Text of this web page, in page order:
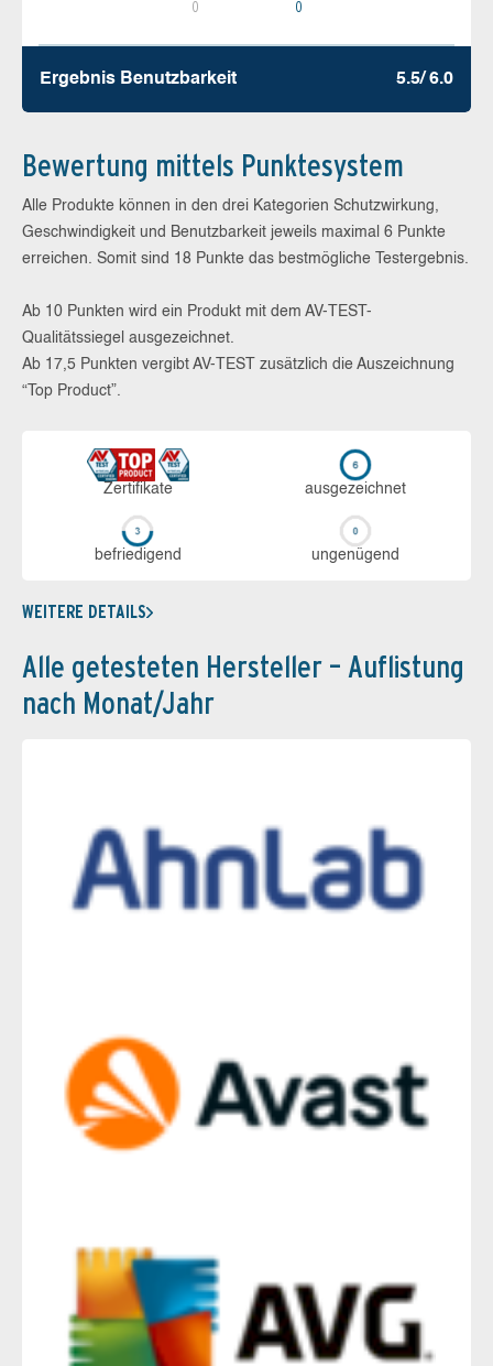
0 0
Ergebnis Benutz­barkeit 5.5/ 6.0
Bewertung mittels Punktesystem
Alle Produkte können in den drei Kategorien Schutzwirkung,
Geschwindigkeit und Benutzbarkeit jeweils maximal 6 Punkte
erreichen. Somit sind 18 Punkte das bestmögliche Testergebnis.
Ab 10 Punkten wird ein Produkt mit dem AV-TEST-
Qualitätssiegel ausgezeichnet.
Ab 17,5 Punkten vergibt AV-TEST zusätzlich die Auszeichnung
“Top Product”.
Zerti­fikate aus­ge­zeich­net
be­frie­di­gend un­ge­nü­gend
WEITERE DETAILS
Alle getesteten Hersteller – Auflistung
nach Monat/Jahr